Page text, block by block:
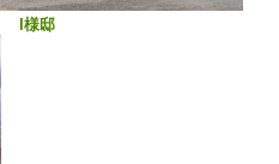
I様邸